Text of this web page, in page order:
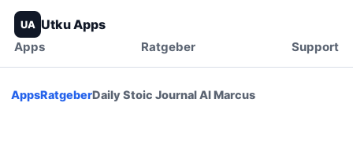
UA Utku Apps
Apps Ratgeber Support
AppsRatgeberDaily Stoic Journal AI Marcus